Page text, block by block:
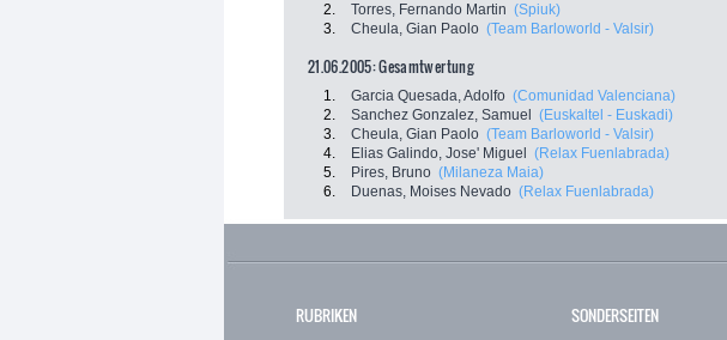
2.
Torres, Fernando Martin (Spiuk)
3.
Cheula, Gian Paolo (Team Barloworld - Valsir)
21.06.2005: Gesamtwertung
1. Garcia Quesada, Adolfo (Comunidad Valenciana)
2.
Sanchez Gonzalez, Samuel (Euskaltel - Euskadi)
3.
Cheula, Gian Paolo (Team Barloworld - Valsir)
4.
Elias Galindo, Jose' Miguel (Relax Fuenlabrada)
5.
Pires, Bruno (Milaneza Maia)
6.
Duenas, Moises Nevado (Relax Fuenlabrada)
RUBRIKEN SONDERSEITEN